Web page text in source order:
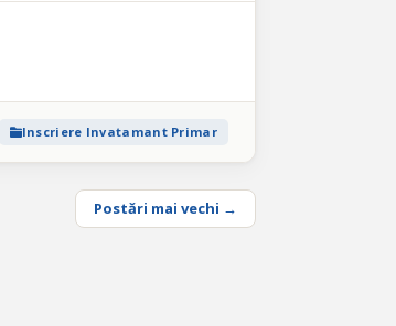
Inscriere Invatamant Primar
Postări mai vechi →